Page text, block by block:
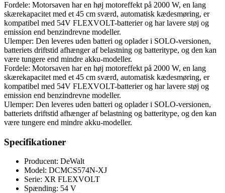
Fordele: Motorsaven har en høj motoreffekt på 2000 W, en lang
skærekapacitet med et 45 cm sværd, automatisk kædesmøring, er
kompatibel med 54V FLEXVOLT-batterier og har lavere støj og
emission end benzindrevne modeller.
Ulemper: Den leveres uden batteri og oplader i SOLO-versionen,
batteriets driftstid afhænger af belastning og batteritype, og den kan
være tungere end mindre akku-modeller.
Fordele: Motorsaven har en høj motoreffekt på 2000 W, en lang
skærekapacitet med et 45 cm sværd, automatisk kædesmøring, er
kompatibel med 54V FLEXVOLT-batterier og har lavere støj og
emission end benzindrevne modeller.
Ulemper: Den leveres uden batteri og oplader i SOLO-versionen,
batteriets driftstid afhænger af belastning og batteritype, og den kan
være tungere end mindre akku-modeller.
Specifikationer
Producent: DeWalt
Model: DCMCS574N-XJ
Serie: XR FLEXVOLT
Spænding: 54 V